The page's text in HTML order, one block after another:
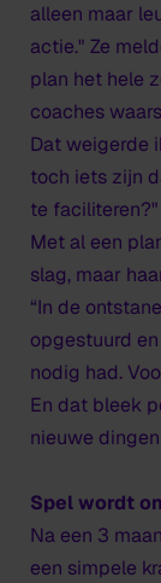
alleen maar
actie." Ze
plan het hele
coaches
Dat weigerde
toch iets zijn
te faciliteren?"
Met al een
slag, maar
“In de
opgestuurd
nodig had.
En dat bleek
nieuwe
Spel wordt
Na een 3
een simpele